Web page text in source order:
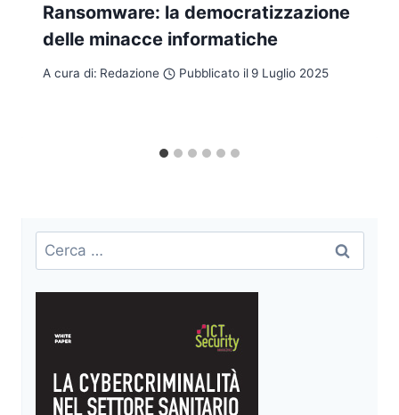
Ransomware: la democratizzazione
delle minacce informatiche
A cura di: Redazione Pubblicato il 9 Luglio 2025
Ricerca
per: